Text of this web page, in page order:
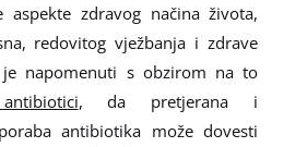
aspekte zdravog načina života,
redovitog vježbanja i zdrave
je napomenuti s obzirom na to
, da pretjerana i
antibiotika može dovesti